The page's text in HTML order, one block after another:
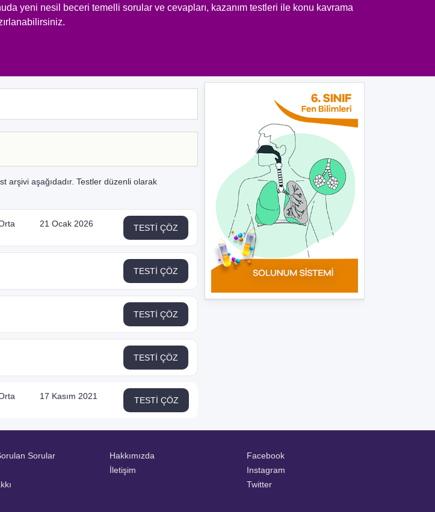
yeni nesil beceri temelli sorular ve cevapları, kazanım testleri ile konu kavrama
arşivi aşağıdadır. Testler düzenli olarak
21 Ocak 2026 TESTİ ÇÖZ
TESTİ ÇÖZ
TESTİ ÇÖZ
TESTİ ÇÖZ
17 Kasım 2021 TESTİ ÇÖZ
Sorular
Hakkımızda
İletişim
Facebook
Instagram
Twitter